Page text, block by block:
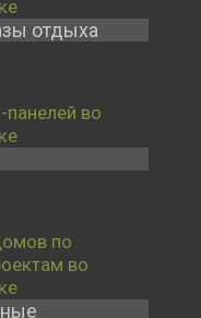
отдыха